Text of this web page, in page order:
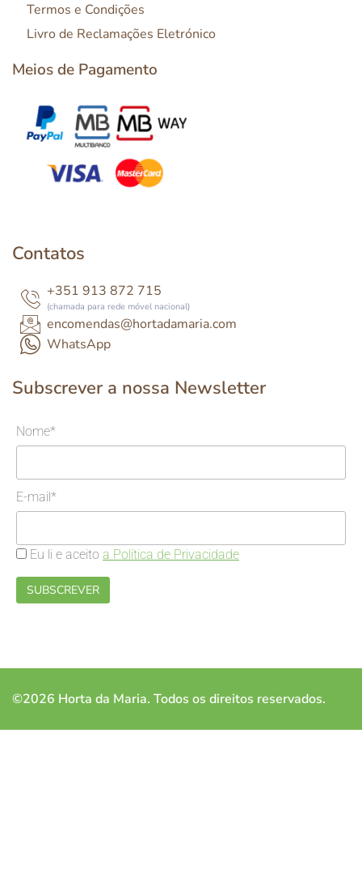
Termos e Condições
Livro de Reclamações Eletrónico
Meios de Pagamento
Contatos
+351 913 872 715
(chamada para rede móvel nacional)
encomendas@hortadamaria.com
WhatsApp
Subscrever a nossa Newsletter
Nome*
E-mail*
Eu li e aceito a Política de Privacidade
©2026 Horta da Maria. Todos os direitos reservados.